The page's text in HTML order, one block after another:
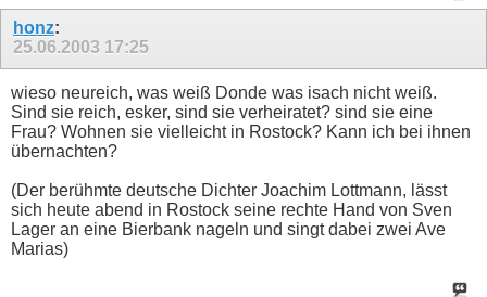
honz:
25.06.2003 17:25
wieso neureich, was weiß Donde was isach nicht weiß.
Sind sie reich, esker, sind sie verheiratet? sind sie eine
Frau? Wohnen sie vielleicht in Rostock? Kann ich bei ihnen
übernachten?
(Der berühmte deutsche Dichter Joachim Lottmann, lässt
sich heute abend in Rostock seine rechte Hand von Sven
Lager an eine Bierbank nageln und singt dabei zwei Ave
Marias)